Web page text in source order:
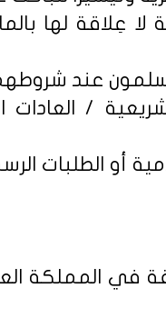
عِلاقة لها
/ العادات
أو الطلبات
في المملكة